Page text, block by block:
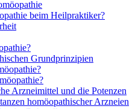
beim Heilpraktiker?
Grundprinzipien
Arzneimittel und die Potenzen
homöopathischer Arzneien